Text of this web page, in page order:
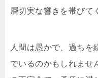
層切実な響きを帯びて
人間は愚かで、過ちを
でいるのかもしれませ